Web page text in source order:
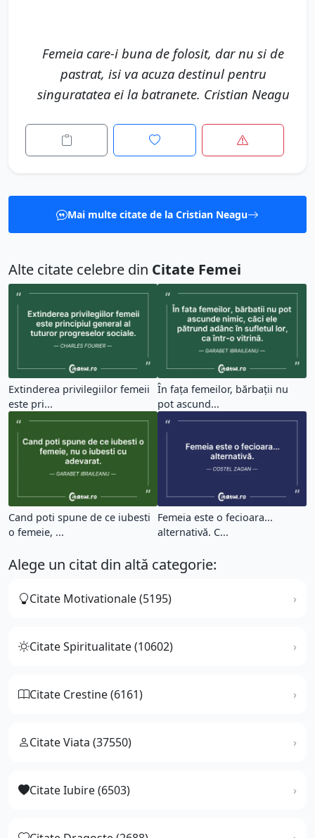
Femeia care-i buna de folosit, dar nu si de
pastrat, isi va acuza destinul pentru
singuratatea ei la batranete. Cristian Neagu
Mai multe citate de la Cristian Neagu
Alte citate celebre din Citate Femei
Extinderea privilegiilor femeii
este pri...
În fața femeilor, bărbații nu
pot ascund...
Cand poti spune de ce iubesti
o femeie, ...
Femeia este o fecioara...
alternativă. C...
Alege un citat din altă categorie:
Citate Motivationale (5195)
Citate Spiritualitate (10602)
Citate Crestine (6161)
Citate Viata (37550)
Citate Iubire (6503)